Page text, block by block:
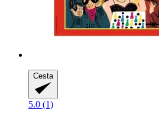
Cesta
5.0 (1)